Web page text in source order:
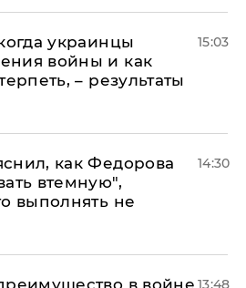
украинцы
войны и как
– результаты
15:03
как Федорова
втемную",
выполнять не
14:30
13:48